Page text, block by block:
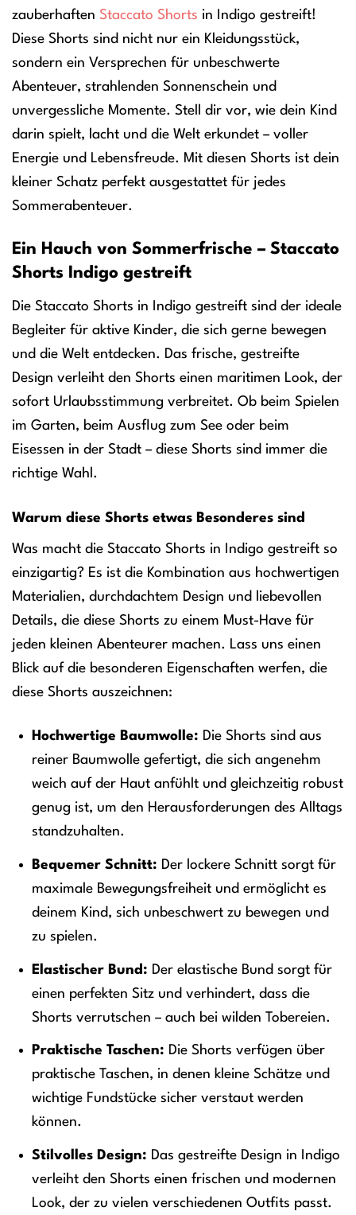
zauberhaften Staccato Shorts in Indigo gestreift!
Diese Shorts sind nicht nur ein Kleidungsstück,
sondern ein Versprechen für unbeschwerte
Abenteuer, strahlenden Sonnenschein und
unvergessliche Momente. Stell dir vor, wie dein Kind
darin spielt, lacht und die Welt erkundet – voller
Energie und Lebensfreude. Mit diesen Shorts ist dein
kleiner Schatz perfekt ausgestattet für jedes
Sommerabenteuer.
Ein Hauch von Sommerfrische – Staccato
Shorts Indigo gestreift
Die Staccato Shorts in Indigo gestreift sind der ideale
Begleiter für aktive Kinder, die sich gerne bewegen
und die Welt entdecken. Das frische, gestreifte
Design verleiht den Shorts einen maritimen Look, der
sofort Urlaubsstimmung verbreitet. Ob beim Spielen
im Garten, beim Ausflug zum See oder beim
Eisessen in der Stadt – diese Shorts sind immer die
richtige Wahl.
Warum diese Shorts etwas Besonderes sind
Was macht die Staccato Shorts in Indigo gestreift so
einzigartig? Es ist die Kombination aus hochwertigen
Materialien, durchdachtem Design und liebevollen
Details, die diese Shorts zu einem Must-Have für
jeden kleinen Abenteurer machen. Lass uns einen
Blick auf die besonderen Eigenschaften werfen, die
diese Shorts auszeichnen:
Hochwertige Baumwolle: Die Shorts sind aus
reiner Baumwolle gefertigt, die sich angenehm
weich auf der Haut anfühlt und gleichzeitig robust
genug ist, um den Herausforderungen des Alltags
standzuhalten.
Bequemer Schnitt: Der lockere Schnitt sorgt für
maximale Bewegungsfreiheit und ermöglicht es
deinem Kind, sich unbeschwert zu bewegen und
zu spielen.
Elastischer Bund: Der elastische Bund sorgt für
einen perfekten Sitz und verhindert, dass die
Shorts verrutschen – auch bei wilden Tobereien.
Praktische Taschen: Die Shorts verfügen über
praktische Taschen, in denen kleine Schätze und
wichtige Fundstücke sicher verstaut werden
können.
Stilvolles Design: Das gestreifte Design in Indigo
verleiht den Shorts einen frischen und modernen
Look, der zu vielen verschiedenen Outfits passt.